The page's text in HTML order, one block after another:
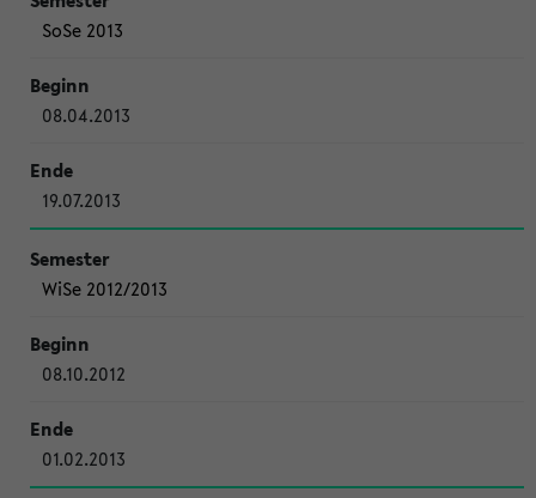
SoSe 2013
08.04.2013
19.07.2013
WiSe 2012/2013
08.10.2012
01.02.2013